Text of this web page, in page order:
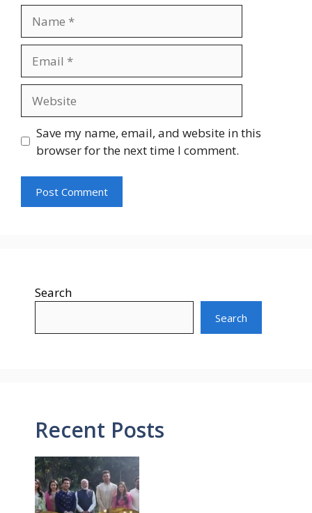
Save my name, email, and website in this
browser for the next time I comment.
Search
Search
Recent Posts